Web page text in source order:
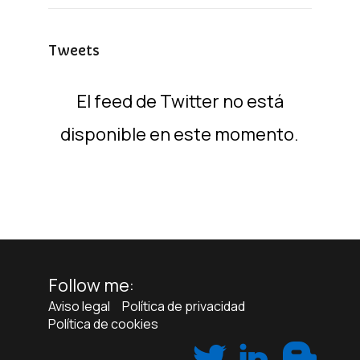
Tweets
El feed de Twitter no está
disponible en este momento.
Follow me:
Aviso legal
Política de privacidad
Política de cookies